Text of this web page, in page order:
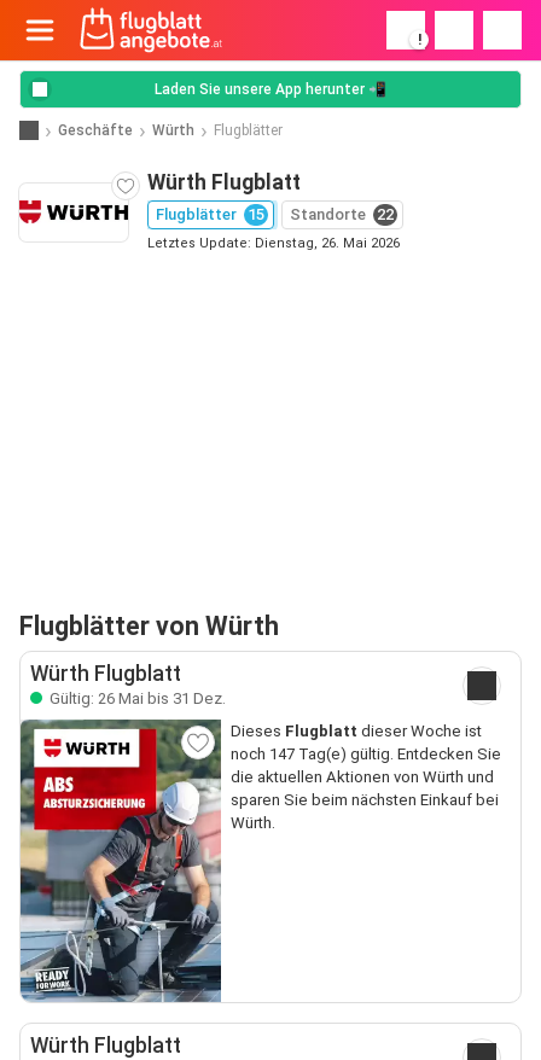
!
Laden Sie unsere App herunter 📲
Geschäfte Würth Flugblätter
Würth Flugblatt
Flugblätter 15 Standorte 22
Letztes Update: Dienstag, 26. Mai 2026
Flugblätter von Würth
Würth Flugblatt
Gültig: 26 Mai bis 31 Dez.
Dieses Flugblatt dieser Woche ist
noch 147 Tag(e) gültig. Entdecken Sie
die aktuellen Aktionen von Würth und
sparen Sie beim nächsten Einkauf bei
Würth.
Würth Flugblatt